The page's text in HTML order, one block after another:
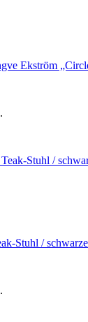
Ekström
Stuhl /